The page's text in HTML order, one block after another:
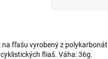
na fľašu vyrobený z
fliaš. Váha: 36g.